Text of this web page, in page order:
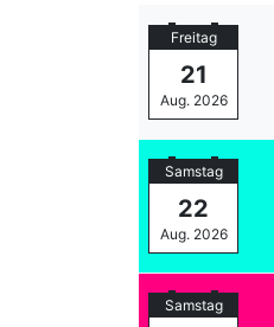
Freitag
21
Aug. 2026
Samstag
22
Aug. 2026
Samstag